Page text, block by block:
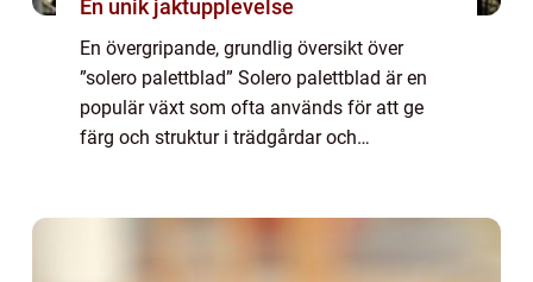
En unik jaktupplevelse
En övergripande, grundlig översikt över
”solero palettblad” Solero palettblad är en
populär växt som ofta används för att ge
färg och struktur i trädgårdar och